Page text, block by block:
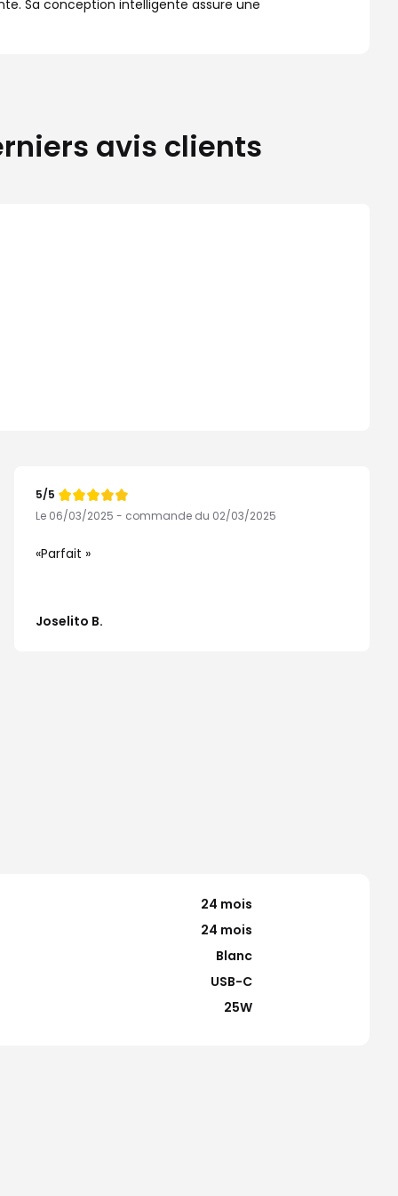
Sa conception intelligente assure une
avis clients
Note
de
5/5
Le 06/03/2025 - commande du 02/03/2025
Parfait
Joselito B.
24 mois
24 mois
Blanc
USB-C
25W